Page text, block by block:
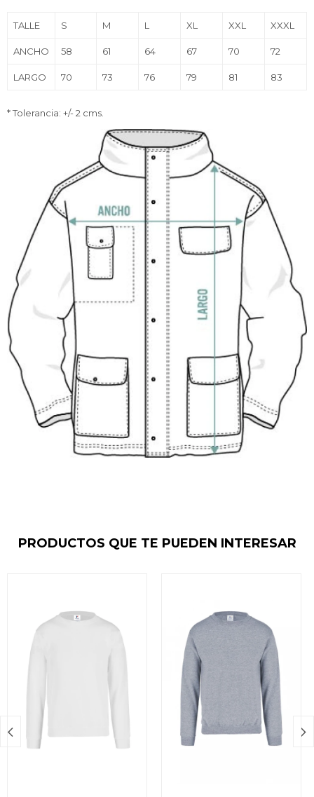
TALLE S M L XL XXL XXXL
ANCHO 58 61 64 67 70 72
LARGO 70 73 76 79 81 83
* Tolerancia: +/- 2 cms.
PRODUCTOS QUE TE PUEDEN INTERESAR
 